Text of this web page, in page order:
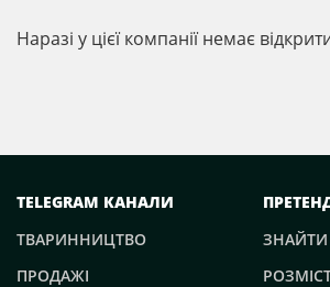
Наразі у цієї компанії немає
TELEGRAM КАНАЛИ
ТВАРИННИЦТВО
ПРОДАЖІ